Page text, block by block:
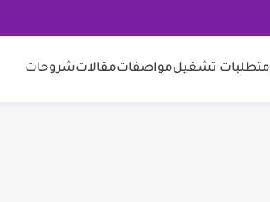
متطلبات تشغيلمواصفاتمقالاتشروحات